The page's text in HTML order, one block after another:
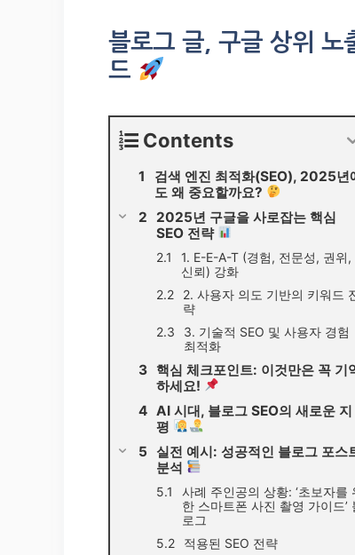
블로그 글, 구글 상위 노
드
Contents
검색 엔진 최적화(SEO), 2025년
도 왜 중요할까요?
2025년 구글을 사로잡는 핵심
SEO 전략
1. E-E-A-T (경험, 전문성, 권위,
신뢰) 강화
2. 사용자 의도 기반의 키워드
략
3. 기술적 SEO 및 사용자 경험
최적화
핵심 체크포인트: 이것만은 꼭 기
하세요!
AI 시대, 블로그 SEO의 새로운 지
평
실전 예시: 성공적인 블로그 포스
분석
사례 주인공의 상황: ‘초보자를
한 스마트폰 사진 촬영 가이드’
로그
적용된 SEO 전략